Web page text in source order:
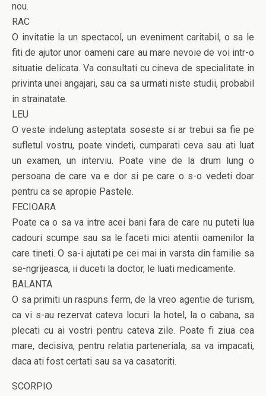
nou.
RAC
O invitatie la un spectacol, un eveniment caritabil, o sa le
fiti de ajutor unor oameni care au mare nevoie de voi intr-o
situatie delicata. Va consultati cu cineva de specialitate in
privinta unei angajari, sau ca sa urmati niste studii, probabil
in strainatate.
LEU
O veste indelung asteptata soseste si ar trebui sa fie pe
sufletul vostru, poate vindeti, cumparati ceva sau ati luat
un examen, un interviu. Poate vine de la drum lung o
persoana de care va e dor si pe care o s-o vedeti doar
pentru ca se apropie Pastele.
FECIOARA
Poate ca o sa va intre acei bani fara de care nu puteti lua
cadouri scumpe sau sa le faceti mici atentii oamenilor la
care tineti. O sa-i ajutati pe cei mai in varsta din familie sa
se-ngrijeasca, ii duceti la doctor, le luati medicamente.
BALANTA
O sa primiti un raspuns ferm, de la vreo agentie de turism,
ca vi s-au rezervat cateva locuri la hotel, la o cabana, sa
plecati cu ai vostri pentru cateva zile. Poate fi ziua cea
mare, decisiva, pentru relatia parteneriala, sa va impacati,
daca ati fost certati sau sa va casatoriti.
SCORPIO